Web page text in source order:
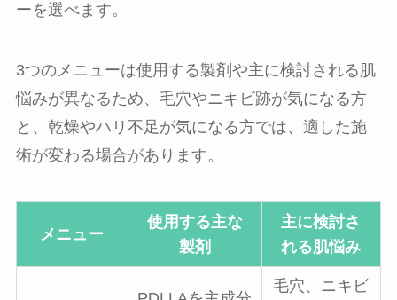
ーを選べます。
3つのメニューは使用する製剤や主に検討される肌
悩みが異なるため、毛穴やニキビ跡が気になる方
と、乾燥やハリ不足が気になる方では、適した施
術が変わる場合があります。
メニュー
使用する主な
製剤
主に検討さ
れる肌悩み
毛穴、ニキビ